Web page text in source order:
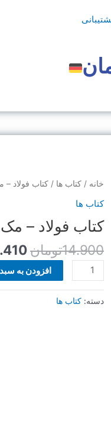
خانه / کتاب ها / کتاب فولاد
کتاب ها
کتاب فولاد –
14.900تومان
بود.
کتاب
فولاد
مک
عدد
افزودن به
دسته: کتاب ها